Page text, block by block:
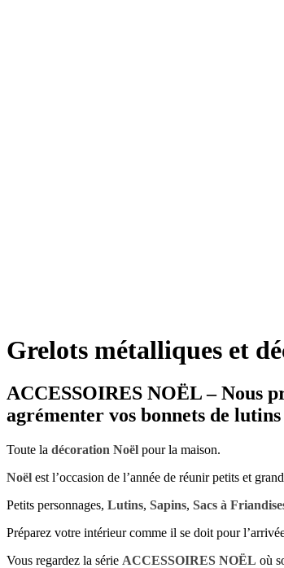
Grelots métalliques et
ACCESSOIRES NOËL – Nous
agrémenter vos bonnets de
Toute la décoration Noël pour la maison.
Noël est l’occasion de l’année de réunir petits et
Petits personnages, Lutins, Sapins, Sacs à
Préparez votre intérieur comme il se doit pour
Vous regardez la série ACCESSOIRES NOËL où